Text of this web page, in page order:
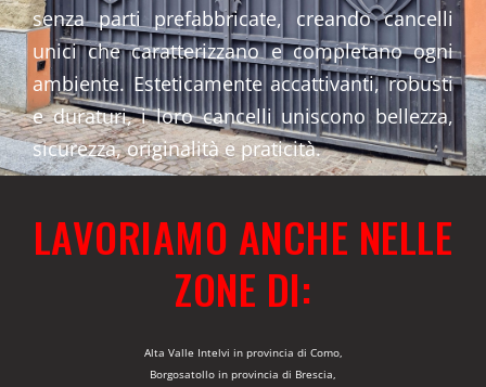
senza parti prefabbricate, creando cancelli
unici che caratterizzano e completano ogni
ambiente. Esteticamente accattivanti, robusti
e duraturi, i loro cancelli uniscono bellezza,
sicurezza, originalità e praticità.
LAVORIAMO ANCHE NELLE
ZONE DI:
Alta Valle Intelvi in provincia di Como,
Borgosatollo in provincia di Brescia,